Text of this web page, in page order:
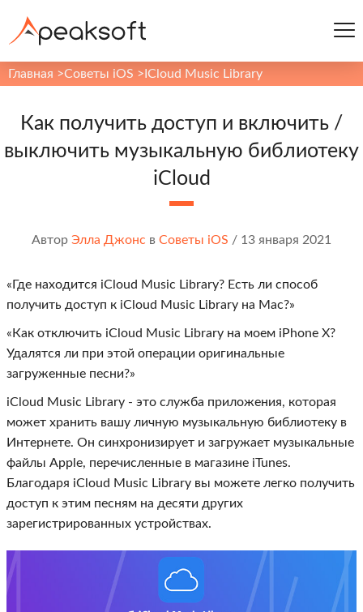
Главная >Советы iOS > ICloud Music Library
Как получить доступ и включить /
выключить музыкальную библиотеку
iCloud
Автор Элла Джонс в Советы iOS / 13 января 2021
«Где находится iCloud Music Library? Есть ли способ
получить доступ к iCloud Music Library на Mac?»
«Как отключить iCloud Music Library на моем iPhone X?
Удалятся ли при этой операции оригинальные
загруженные песни?»
іCloud Music Library - это служба приложения, которая
может хранить вашу личную музыкальную библиотеку в
Интернете. Он синхронизирует и загружает музыкальные
файлы Apple, перечисленные в магазине iTunes.
Благодаря іClоud Music Library вы можете легко получить
доступ к этим песням на десяти других
зарегистрированных устройствах.